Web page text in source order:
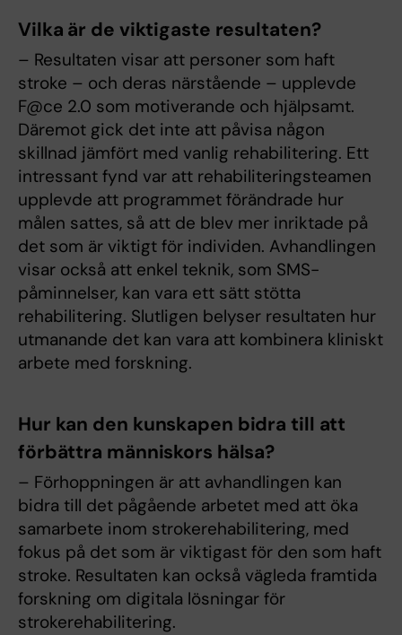
Vilka är de viktigaste resultaten?
– Resultaten visar att personer som haft
stroke – och deras närstående – upplevde
F@ce 2.0 som motiverande och hjälpsamt.
Däremot gick det inte att påvisa någon
skillnad jämfört med vanlig rehabilitering. Ett
intressant fynd var att rehabiliteringsteamen
upplevde att programmet förändrade hur
målen sattes, så att de blev mer inriktade på
det som är viktigt för individen. Avhandlingen
visar också att enkel teknik, som SMS-
påminnelser, kan vara ett sätt stötta
rehabilitering. Slutligen belyser resultaten hur
utmanande det kan vara att kombinera kliniskt
arbete med forskning.
Hur kan den kunskapen bidra till att
förbättra människors hälsa?
– Förhoppningen är att avhandlingen kan
bidra till det pågående arbetet med att öka
samarbete inom strokerehabilitering, med
fokus på det som är viktigast för den som haft
stroke. Resultaten kan också vägleda framtida
forskning om digitala lösningar för
strokerehabilitering.